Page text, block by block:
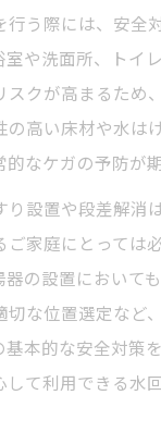
行う際には、安全
室や洗面所、トイ
スクが高まるため
の高い床材や水は
なケガの予防が
り設置や段差解消
ご家庭にとっては
器の設置において
切な位置選定など
基本的な安全対策
して利用できる水